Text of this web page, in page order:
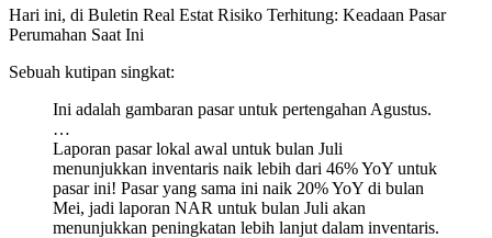
Hari ini, di Buletin Real Estat Risiko Terhitung: Keadaan Pasar
Perumahan Saat Ini
Sebuah kutipan singkat:
Ini adalah gambaran pasar untuk pertengahan Agustus.
…
Laporan pasar lokal awal untuk bulan Juli
menunjukkan inventaris naik lebih dari 46% YoY untuk
pasar ini! Pasar yang sama ini naik 20% YoY di bulan
Mei, jadi laporan NAR untuk bulan Juli akan
menunjukkan peningkatan lebih lanjut dalam inventaris.